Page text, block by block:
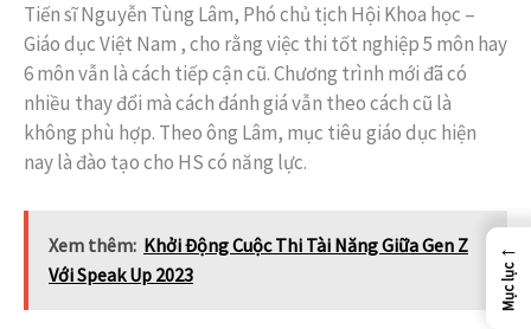
Tiến sĩ Nguyễn Tùng Lâm, Phó chủ tịch Hội Khoa học –
Giáo dục Việt Nam , cho rằng việc thi tốt nghiệp 5 môn hay
6 môn vẫn là cách tiếp cận cũ. Chương trình mới đã có
nhiều thay đổi mà cách đánh giá vẫn theo cách cũ là
không phù hợp. Theo ông Lâm, mục tiêu giáo dục hiện
nay là đào tạo cho HS có năng lực.
Xem thêm: Khởi Động Cuộc Thi Tài Năng Giữa Gen Z
Với Speak Up 2023
←
Mục lục